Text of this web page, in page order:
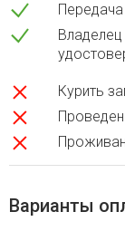
Курить
Варианты